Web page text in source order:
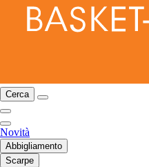
Cerca
Novità
Abbigliamento
Scarpe